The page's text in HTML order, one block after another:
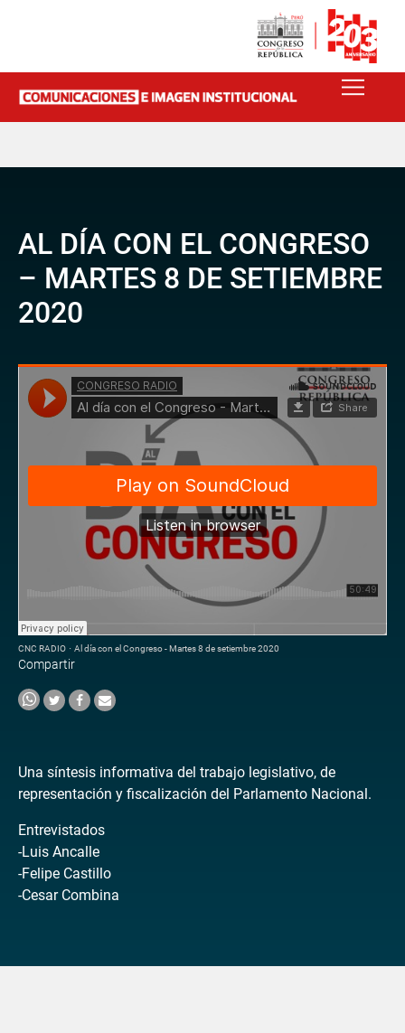
AL DÍA CON EL CONGRESO
– MARTES 8 DE SETIEMBRE
2020
CNC RADIO · Al día con el Congreso - Martes 8 de setiembre 2020
Compartir
Una síntesis informativa del trabajo legislativo, de
representación y fiscalización del Parlamento Nacional.
Entrevistados
-Luis Ancalle
-Felipe Castillo
-Cesar Combina